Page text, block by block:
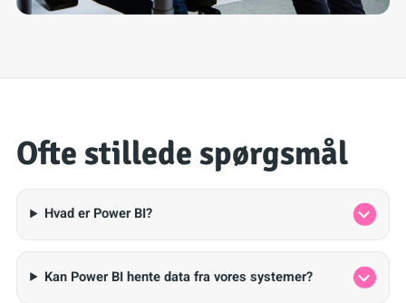
Ofte stillede spørgsmål
Hvad er Power BI?
Kan Power BI hente data fra vores systemer?